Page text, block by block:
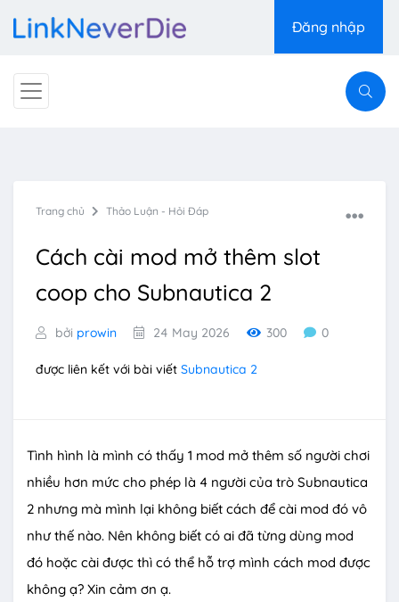
Đăng nhập
Trang chủ Thảo Luận - Hỏi Đáp
Cách cài mod mở thêm slot
coop cho Subnautica 2
bởi prowin 24 May 2026 300 0
được liên kết với bài viết Subnautica 2
Tình hình là mình có thấy 1 mod mở thêm số người chơi
nhiều hơn mức cho phép là 4 người của trò Subnautica
2 nhưng mà mình lại không biết cách để cài mod đó vô
như thế nào. Nên không biết có ai đã từng dùng mod
đó hoặc cài được thì có thể hỗ trợ mình cách mod được
không ạ? Xin cảm ơn ạ.